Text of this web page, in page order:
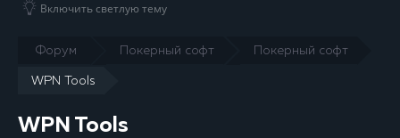
Форум Покерный софт Покерный софт
WPN Tools
Включить светлую тему
WPN Tools